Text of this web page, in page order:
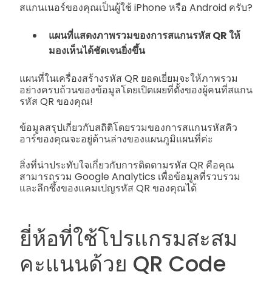
สแกนเนอร์ของคุณเป็นผู้ใช้ iPhone หรือ Android ครับ?
แผนที่แสดงภาพรวมของการสแกนรหัส QR ให้
มองเห็นได้ชัดเจนยิ่งขึ้น
แผนที่ในเครื่องสร้างรหัส QR ยอดเยี่ยมจะให้ภาพรวม
อย่างครบถ้วนของข้อมูลโดยเปิดเผยที่ตั้งของผู้คนที่สแกน
รหัส QR ของคุณ!
ข้อมูลสรุปเกี่ยวกับสถิติโดยรวมของการสแกนรหัสคิว
อาร์ของคุณจะอยู่ด้านล่างของแผนภูมิแผนที่ค่ะ
สิ่งที่น่าประทับใจเกี่ยวกับการติดตามรหัส QR คือคุณ
สามารถรวม Google Analytics เพื่อข้อมูลที่รวบรวม
และลึกซึ้งของแคมเปญรหัส QR ของคุณได้
ยี่ห้อที่ใช้โปรแกรมสะสม
คะแนนด้วย QR Code